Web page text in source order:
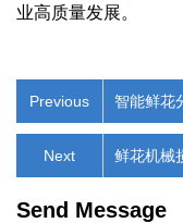
业高质量发展。
Previous 智能鲜花
鲜花机械
Next
Send Message